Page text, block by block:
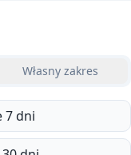
Własny zakres
7 dni